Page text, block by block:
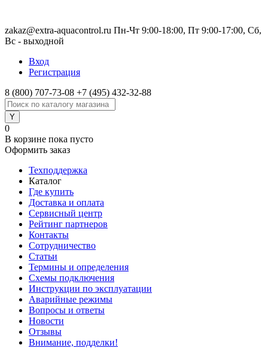
zakaz@extra-aquacontrol.ru Пн-Чт 9:00-18:00, Пт 9:00-17:00, Сб,
Вс - выходной
Вход
Регистрация
8 (800) 707-73-08 +7 (495) 432-32-88
0
В корзине пока пусто
Оформить заказ
Техподдержка
Каталог
Где купить
Доставка и оплата
Сервисный центр
Рейтинг партнеров
Контакты
Сотрудничество
Статьи
Термины и определения
Схемы подключения
Инструкции по эксплуатации
Аварийные режимы
Вопросы и ответы
Новости
Отзывы
Внимание, подделки!